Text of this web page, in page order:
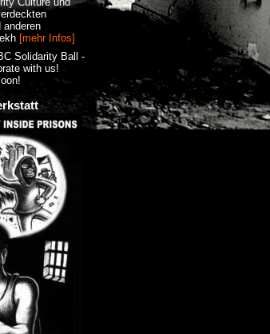
anderen
[mehr Infos]
Solidarity Ball -
with us!